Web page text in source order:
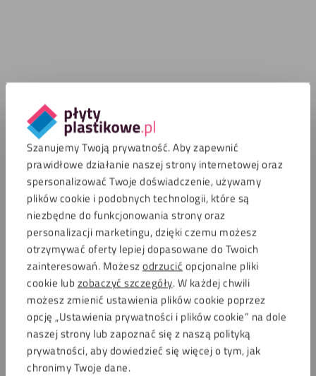
Szanujemy Twoją prywatność. Aby zapewnić
prawidłowe działanie naszej strony internetowej oraz
spersonalizować Twoje doświadczenie, używamy
plików cookie i podobnych technologii, które są
niezbędne do funkcjonowania strony oraz
personalizacji marketingu, dzięki czemu możesz
otrzymywać oferty lepiej dopasowane do Twoich
zainteresowań. Możesz odrzucić opcjonalne pliki
cookie lub zobaczyć szczegóły. W każdej chwili
możesz zmienić ustawienia plików cookie poprzez
opcję „Ustawienia prywatności i plików cookie” na dole
naszej strony lub zapoznać się z naszą polityką
prywatności, aby dowiedzieć się więcej o tym, jak
chronimy Twoje dane.